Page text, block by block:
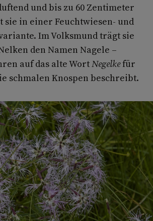
und bis zu 60 Zentimeter
sie in einer Feuchtwiesen- und
Im Volksmund trägt sie
den Namen Nagele –
auf das alte WortNegelkefür
schmalen Knospen beschreibt.